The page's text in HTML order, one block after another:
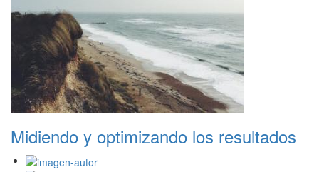
Midiendo y optimizando los resultados